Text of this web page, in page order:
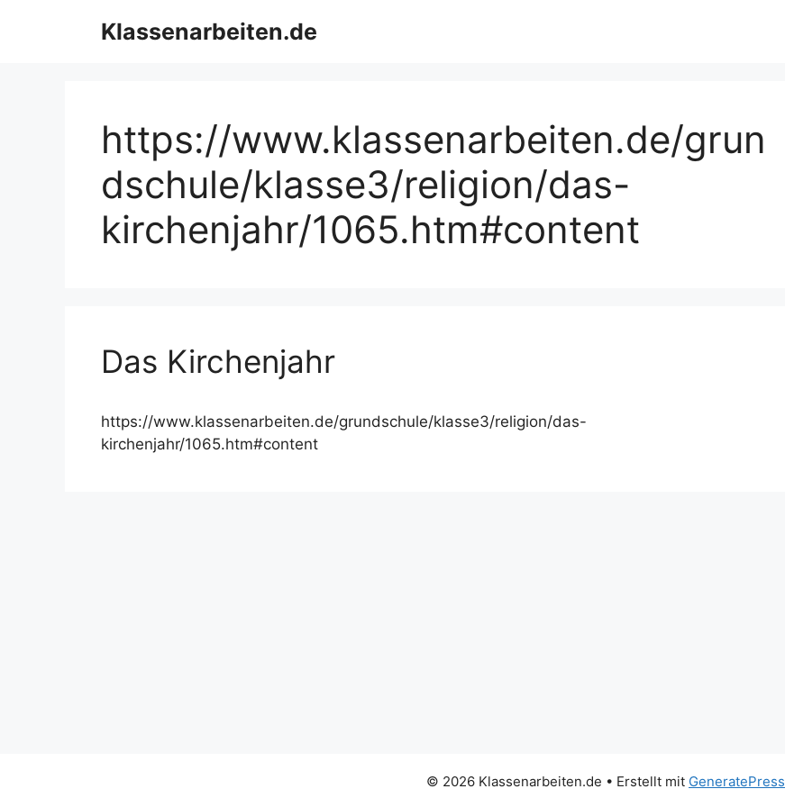
Klassenarbeiten.de
https://www.klassenarbeiten.de/grun
dschule/klasse3/religion/das-
kirchenjahr/1065.htm#content
Das Kirchenjahr
https://www.klassenarbeiten.de/grundschule/klasse3/religion/das-
kirchenjahr/1065.htm#content
© 2026 Klassenarbeiten.de • Erstellt mit GeneratePress